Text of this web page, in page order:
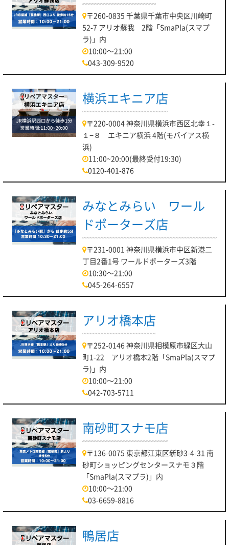
〒260-0835 千葉県千葉市中央区川崎町
52-7 アリオ蘇我 2階「SmaPla(スマプ
ラ)」内
10:00～21:00
043-309-9520
横浜エキニア店
〒220-0004 神奈川県横浜市西区北幸１-
１−８ エキニア横浜 4階(モバイアス横
浜)
11:00~20:00(最終受付19:30)
0120-401-876
みなとみらい ワール
ドポーターズ店
〒231-0001 神奈川県横浜市中区新港二
丁目2番1号 ワールドポーターズ3階
10:30～21:00
045-264-6557
アリオ橋本店
〒252-0146 神奈川県相模原市緑区大山
町1-22 アリオ橋本2階「SmaPla(スマプ
ラ)」内
10:00～21:00
042-703-5711
南砂町スナモ店
〒136-0075 東京都江東区新砂3-4-31 南
砂町ショッピングセンタースナモ３階
「SmaPla(スマプラ)」内
10:00～21:00
03-6659-8816
鴨居店